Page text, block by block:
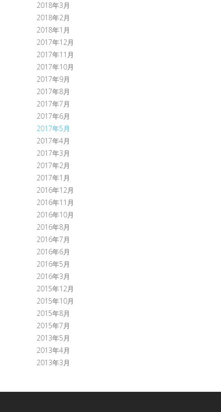
2018年3月
2018年2月
2018年1月
2017年12月
2017年11月
2017年10月
2017年9月
2017年8月
2017年7月
2017年6月
2017年5月
2017年4月
2017年3月
2017年2月
2017年1月
2016年12月
2016年11月
2016年10月
2016年8月
2016年7月
2016年6月
2016年5月
2016年3月
2015年12月
2015年10月
2015年8月
2015年7月
2013年5月
2013年4月
2013年3月